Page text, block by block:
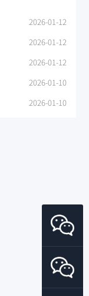
2026-01-12
2026-01-12
2026-01-12
2026-01-10
2026-01-10